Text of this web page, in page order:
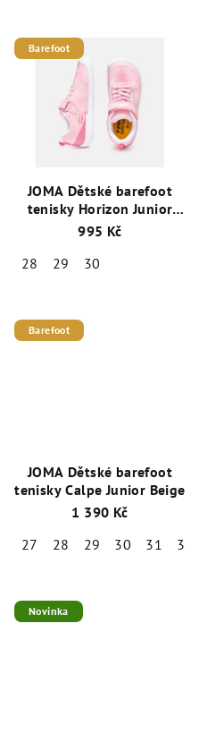
ů
Barefoot
JOMA Dětské barefoot
tenisky Horizon Junior
růžová
995 Kč
28
29 30
Barefoot
JOMA Dětské barefoot
tenisky Calpe Junior Beige
1 390 Kč
27
28 29 30 31 32
Novinka